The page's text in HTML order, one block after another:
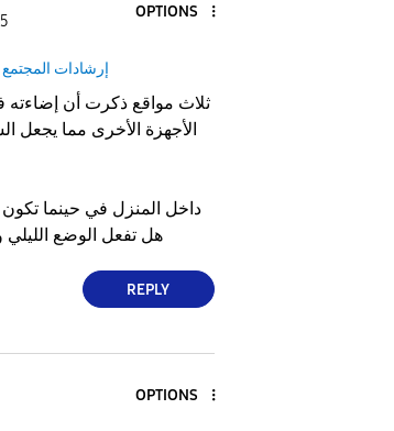
OPTIONS
إرشادات المجتمع
ثلاث مواقع ذكرت أن إضاءته
الأجهزة الأخرى مما
داخل المنزل في حينما
هل تفعل الوضع الليلي
REPLY
OPTIONS